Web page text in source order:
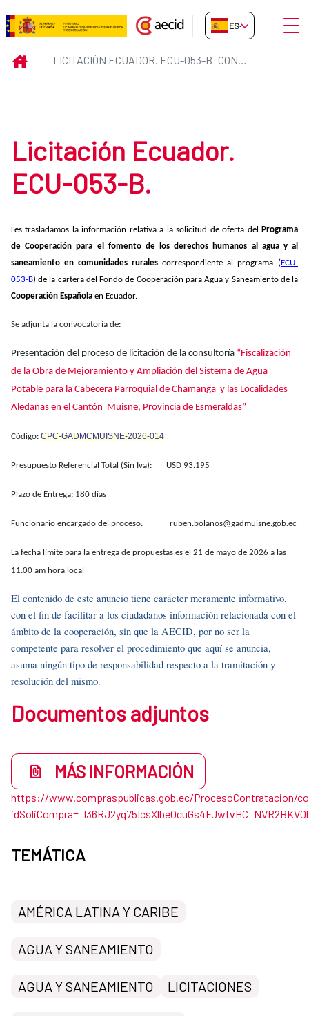
Saltar al contenido principal
Licitación Ecuador. ECU-053-
ES-ES Abrir
INICIO LICITACIÓN ECUADOR. ECU-053-B_CONSULTORIA
Licitación Ecuador.
ECU-053-B.
Les trasladamos la información relativa a la solicitud de oferta del
Programa
de Cooperación para el fomento de los derechos humanos al agua y al
saneamiento en comunidades rurales correspondiente al programa ( ECU-
053-B) de la cartera del Fondo de Cooperación para Agua y Saneamiento de la
Cooperación Española en Ecuador.
Se adjunta la convocatoria de:
Presentación del proceso de licitación de la consultoría “Fiscalización
de la Obra de Mejoramiento y Ampliación del Sistema de Agua
Potable para la Cabecera Parroquial de Chamanga y las Localidades
Aledañas en el Cantón Muisne, Provincia de Esmeraldas”
Código: CPC-GADMCMUISNE-2026-014
Presupuesto Referencial Total (Sin Iva): USD 93.195
Plazo de Entrega: 180 días
Funcionario encargado del proceso: ruben.bolanos@gadmuisne.gob.ec
La fecha límite para la entrega de propuestas es el 21 de mayo de 2026 a las
11:00 am hora local
El contenido de este anuncio tiene carácter meramente informativo,
con el fin de facilitar a los ciudadanos información relacionada con el
ámbito de la cooperación, sin que la AECID, por no ser la
competente para resolver el procedimiento que aquí se anuncia,
asuma ningún tipo de responsabilidad respecto a la tramitación y
resolución del mismo.
Documentos adjuntos
MÁS INFORMACIÓN
https://www.compraspublicas.gob.ec/ProcesoContratacion/
TEMÁTICA
AMÉRICA LATINA Y CARIBE
AGUA Y SANEAMIENTO
AGUA Y SANEAMIENTO LICITACIONES